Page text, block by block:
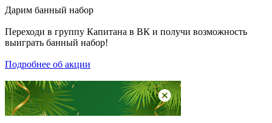
Дарим банный набор
Переходи в группу Капитана в ВК и получи возможность
выиграть банный набор!
Подробнее об акции